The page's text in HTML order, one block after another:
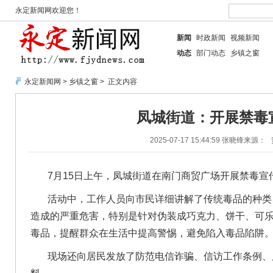
永定新闻网欢迎您！
新闻 时政新闻
视频新闻
动态 部门动态 乡镇之窗
永定新闻网 > 乡镇之窗 > 正文内容
凤城街道：开展禁毒
2025-07-17 15:44:59 张晓锋来源：
7月15日上午，凤城街道在南门商贸广场开展禁毒宣
活动中，工作人员向市民详细讲解了传统毒品的种
造成的严重危害，特别是针对伪装成巧克力、饼干、可
毒品，提醒群众在生活中提高警惕，避免陷入毒品陷阱
现场还向居民发放了防范电信诈骗、信访工作条例